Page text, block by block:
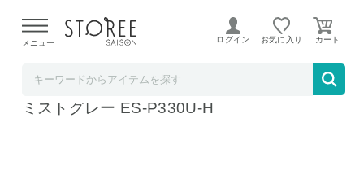
よる配送遅延が発生しております。
メニュー ログイン お気に入り
パナソニック ラムダッシュ パームイン LITE
ミストグレー ES-P330U-H